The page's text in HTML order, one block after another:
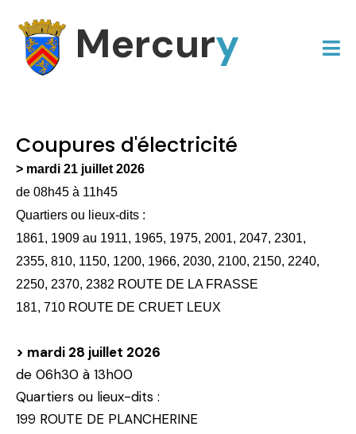
Mercury
Coupures d'électricité
> mardi 21 juillet 2026
de 08h45 à 11h45
Quartiers ou lieux-dits :
1861, 1909 au 1911, 1965, 1975, 2001, 2047, 2301,
2355, 810, 1150, 1200, 1966, 2030, 2100, 2150, 2240,
2250, 2370, 2382 ROUTE DE LA FRASSE
181, 710 ROUTE DE CRUET LEUX
> mardi 28 juillet 2026
de 06h30 à 13h00
Quartiers ou lieux-dits :
199 ROUTE DE PLANCHERINE